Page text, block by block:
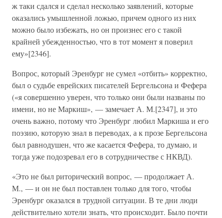
ж таки сдался и сделал несколько заявлений, которые
оказались умышленной ложью, причем одного из них
можно было избежать, но он произнес его с такой
крайней убежденностью, что в тот момент я поверил
ему»[2346].
Вопрос, который Эренбург не сумел «отбить» корректно,
был о судьбе еврейских писателей Бергельсона и Фефера
(«я совершенно уверен, что только они были названы по
имени, но не Маркиш», — замечает А. М.[2347], и это
очень важно, потому что Эренбург любил Маркиша и его
поэзию, которую знал в переводах, а к прозе Бергельсона
был равнодушен, что же касается Фефера, то думаю, и
тогда уже подозревал его в сотрудничестве с НКВД).
«Это не был риторический вопрос, — продолжает А.
М., — и он не был поставлен только для того, чтобы
Эренбург оказался в трудной ситуации. В те дни люди
действительно хотели знать, что происходит. Было почти